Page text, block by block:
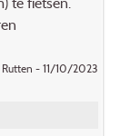
- 11/10/2023